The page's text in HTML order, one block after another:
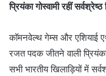
प्रियंका गोस्वामी रहीं
कॉमनवेल्थ गेम्स और एशियाई
रजत पदक जीतने वाली
सभी भारतीय खिलाड़ियों में